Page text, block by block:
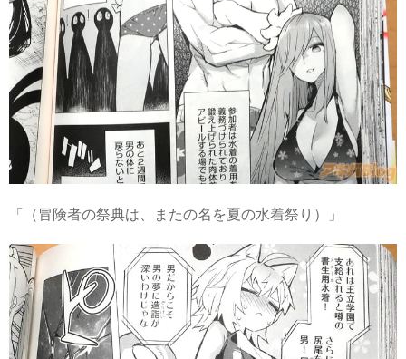
「（冒険者の祭典は、またの名を夏の水着祭り）」